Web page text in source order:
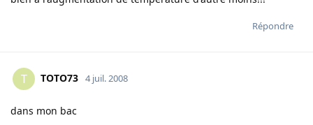
Répondre
T TOTO73 4 juil. 2008
dans mon bac